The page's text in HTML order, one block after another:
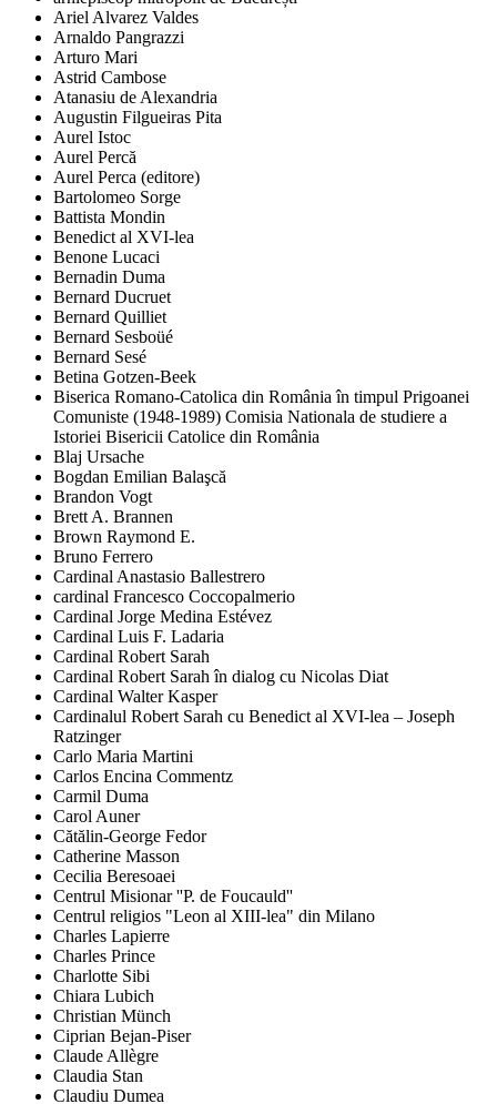
Ariel Alvarez Valdes
Arnaldo Pangrazzi
Arturo Mari
Astrid Cambose
Atanasiu de Alexandria
Augustin Filgueiras Pita
Aurel Istoc
Aurel Percă
Aurel Perca (editore)
Bartolomeo Sorge
Battista Mondin
Benedict al XVI-lea
Benone Lucaci
Bernadin Duma
Bernard Ducruet
Bernard Quilliet
Bernard Sesboüé
Bernard Sesé
Betina Gotzen-Beek
Biserica Romano-Catolica din România în timpul Prigoanei
Comuniste (1948-1989) Comisia Nationala de studiere a
Istoriei Bisericii Catolice din România
Blaj Ursache
Bogdan Emilian Balaşcă
Brandon Vogt
Brett A. Brannen
Brown Raymond E.
Bruno Ferrero
Cardinal Anastasio Ballestrero
cardinal Francesco Coccopalmerio
Cardinal Jorge Medina Estévez
Cardinal Luis F. Ladaria
Cardinal Robert Sarah
Cardinal Robert Sarah în dialog cu Nicolas Diat
Cardinal Walter Kasper
Cardinalul Robert Sarah cu Benedict al XVI-lea – Joseph
Ratzinger
Carlo Maria Martini
Carlos Encina Commentz
Carmil Duma
Carol Auner
Cătălin-George Fedor
Catherine Masson
Cecilia Beresoaei
Centrul Misionar ''P. de Foucauld''
Centrul religios "Leon al XIII-lea" din Milano
Charles Lapierre
Charles Prince
Charlotte Sibi
Chiara Lubich
Christian Münch
Ciprian Bejan-Piser
Claude Allègre
Claudia Stan
Claudiu Dumea